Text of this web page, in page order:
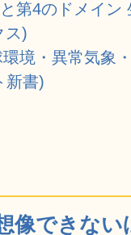
第4のドメイ
ス)
境・異常気象
新書)
像できな